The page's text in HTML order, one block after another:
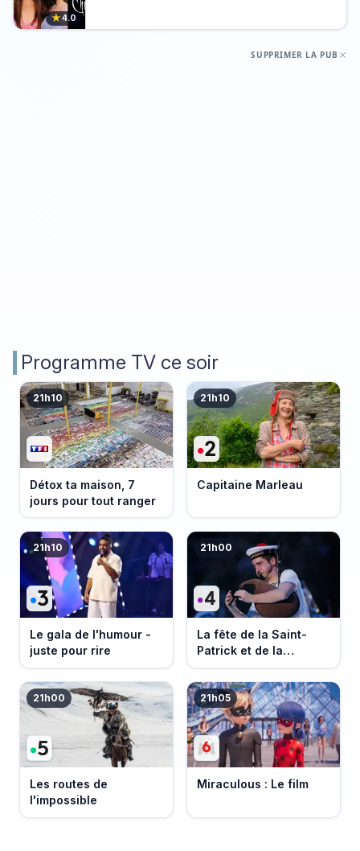
★4.0
SUPPRIMER LA PUB
Programme TV ce soir
21h10
Détox ta maison, 7
jours pour tout ranger
21h10
Capitaine Marleau
21h10
Le gala de l'humour -
juste pour rire
21h00
La fête de la Saint-
Patrick et de la
Bretagne
21h00
Les routes de
l'impossible
21h05
Miraculous : Le film